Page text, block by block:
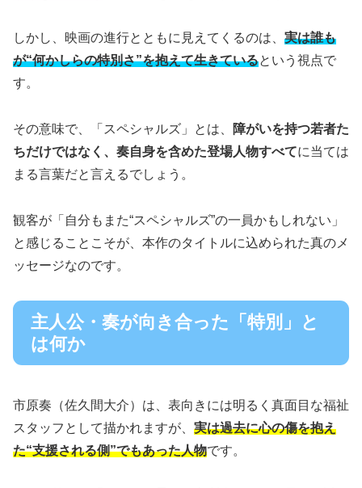
しかし、映画の進行とともに見えてくるのは、 実は誰も
が“何かしらの特別さ”を抱えて生きているという視点で
す。
その意味で、「スペシャルズ」とは、
障がいを持つ若者た
ちだけではなく、奏自身を含めた登場人物すべてに当ては
まる言葉だと言えるでしょう。
観客が「自分もまた“スペシャルズ”の一員かもしれない」
と感じることこそが、本作のタイトルに込められた真のメ
ッセージなのです。
主人公・奏が向き合った「特別」と
は何か
市原奏（佐久間大介）は、表向きには明るく真面目な福祉
スタッフとして描かれますが、 実は過去に心の傷を抱え
た“支援される側”でもあった人物です。